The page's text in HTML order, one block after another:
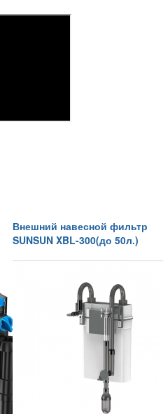
Внешний навесной фильтр
SUNSUN XBL-300(до 50л.)